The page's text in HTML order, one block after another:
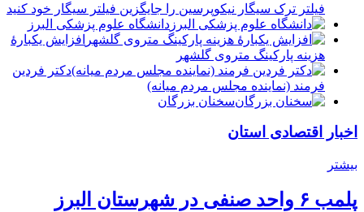
فیلتر ترک سیگار نیکوپرسین را جایگزین فیلتر سیگار خود کنید
دانشگاه علوم پزشکی البرز
افزایش یکبارۀ
هزینه پارکینگ متروی گلشهر
دكتر فردين
فرمند (نماينده مجلس مردم میانه)
سخنان بزرگان
اخبار اقتصادی استان
بیشتر
پلمب ۶ واحد صنفی در شهرستان البرز